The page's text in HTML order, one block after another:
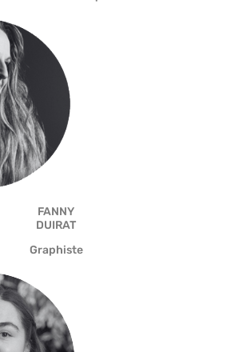
FANNY
DUIRAT
Graphiste